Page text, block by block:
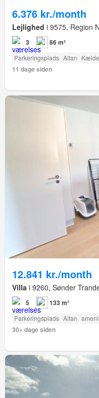
6.376 kr./month
Lejlighed i 9575, Region
3 86 m²
Parkeringsplads Altan
11 dage siden
12.841 kr./month
Villa i 9260, Sønder
5 133 m²
Parkeringsplads Altan
30+ dage siden